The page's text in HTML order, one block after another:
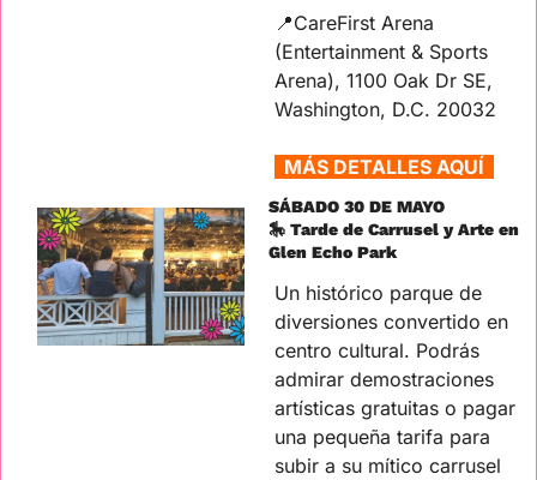
📍CareFirst Arena
(Entertainment & Sports
Arena), 1100 Oak Dr SE,
Washington, D.C. 20032
  MÁS DETALLES AQUÍ
SÁBADO 30 DE MAYO
🎠 Tarde de Carrusel y Arte en
Glen Echo Park
Un histórico parque de
diversiones convertido en
centro cultural. Podrás
admirar demostraciones
artísticas gratuitas o pagar
una pequeña tarifa para
subir a su mítico carrusel